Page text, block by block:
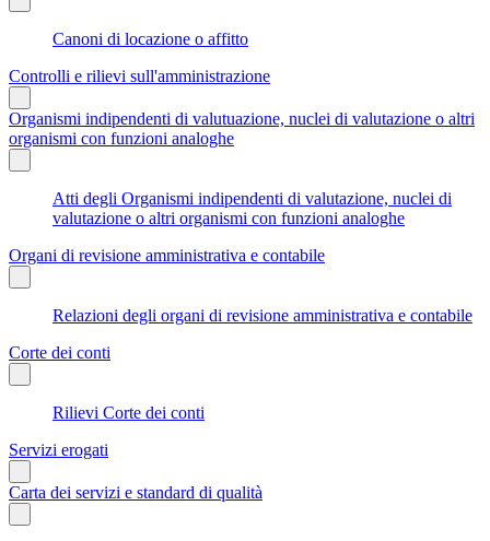
Canoni di locazione o affitto
Controlli e rilievi sull'amministrazione
Organismi indipendenti di valutuazione, nuclei di valutazione o altri
organismi con funzioni analoghe
Atti degli Organismi indipendenti di valutazione, nuclei di
valutazione o altri organismi con funzioni analoghe
Organi di revisione amministrativa e contabile
Relazioni degli organi di revisione amministrativa e contabile
Corte dei conti
Rilievi Corte dei conti
Servizi erogati
Carta dei servizi e standard di qualità